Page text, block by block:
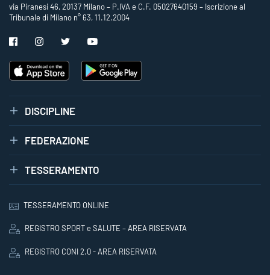
via Piranesi 46, 20137 Milano – P.IVA e C.F. 05027640159 – Iscrizione al
Tribunale di Milano n° 63, 11.12.2004
DISCIPLINE
FEDERAZIONE
TESSERAMENTO
TESSERAMENTO ONLINE
REGISTRO SPORT e SALUTE – AREA RISERVATA
REGISTRO CONI 2.0 - AREA RISERVATA